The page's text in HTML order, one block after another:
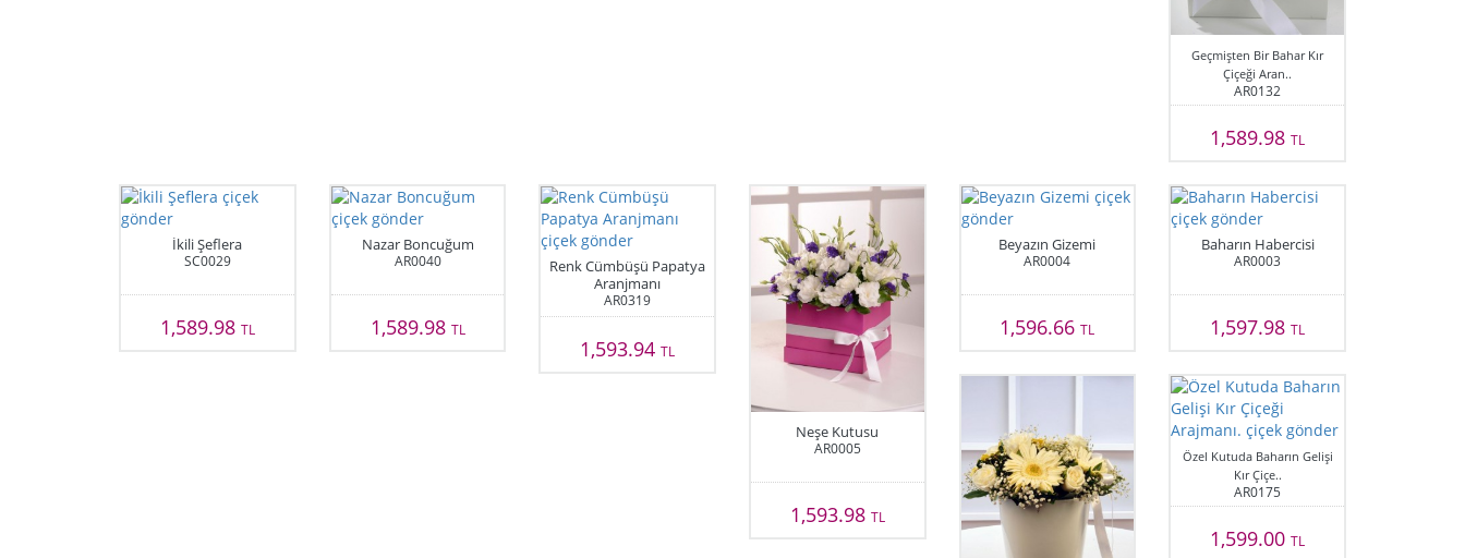
Geçmişten Bir Bahar Kır
Çiçeği Aran..
AR0132
1,589.98TL
İkili Şeflera
SC0029
1,589.98 TL
Nazar Boncuğum
AR0040
1,589.98 TL
Renk Cümbüşü Papatya
Aranjmanı
AR0319
1,593.94TL
Neşe Kutusu
AR0005
1,593.98 TL
Beyazın Gizemi
AR0004
1,596.66TL
Baharın Habercisi
AR0003
1,597.98TL
Özel Kutuda Baharın Gelişi
Kır Çiçe..
AR0175
1,599.00TL